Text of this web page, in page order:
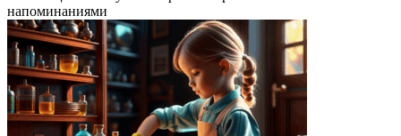
напоминаниями